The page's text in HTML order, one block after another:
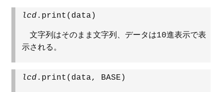
lcd.print(data)
文字列はそのまま文字列、データは10進表示で表
示される。
lcd.print(data, BASE)